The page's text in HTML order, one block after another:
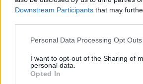
Downstream Participants that may
Personal Data Processing Opt Outs
I want to opt-out of the Sharing of
personal data.
Opted In
Martina Kaňková. Případem se zabývá
Island vyhostí aktivisty bojující proti
pronásledovali velrybáře
5.8.2026 19:54 (ČTK)